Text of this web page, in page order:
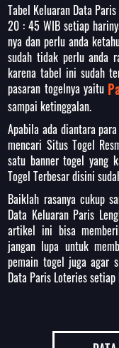
Tabel Keluaran Data
20 : 45 WIB setiap
nya dan perlu anda
sudah tidak perlu anda
karena tabel ini sudah
pasaran togelnya yaitu
sampai ketinggalan.
Apabila ada diantara
mencari Situs Togel
satu banner togel yang
Togel Terbesar disini
Baiklah rasanya cukup
Data Keluaran Paris
artikel ini bisa
jangan lupa untuk
pemain togel juga agar
Data Paris Loteries setiap